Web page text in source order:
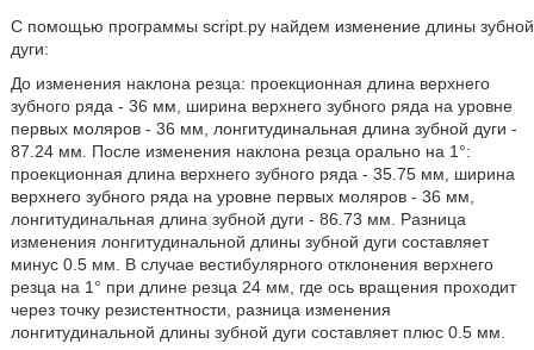
С помощью программы script.py найдем изменение длины зубной
дуги:
До изменения наклона резца: проекционная длина верхнего
зубного ряда - 36 мм, ширина верхнего зубного ряда на уровне
первых моляров - 36 мм, лонгитудинальная длина зубной дуги -
87.24 мм. После изменения наклона резца орально на 1°:
проекционная длина верхнего зубного ряда - 35.75 мм, ширина
верхнего зубного ряда на уровне первых моляров - 36 мм,
лонгитудинальная длина зубной дуги - 86.73 мм. Разница
изменения лонгитудинальной длины зубной дуги составляет
минус 0.5 мм. В случае вестибулярного отклонения верхнего
резца на 1° при длине резца 24 мм, где ось вращения проходит
через точку резистентности, разница изменения
лонгитудинальной длины зубной дуги составляет плюс 0.5 мм.